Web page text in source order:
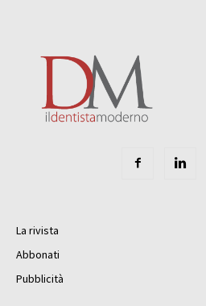
La rivista
Abbonati
Pubblicità